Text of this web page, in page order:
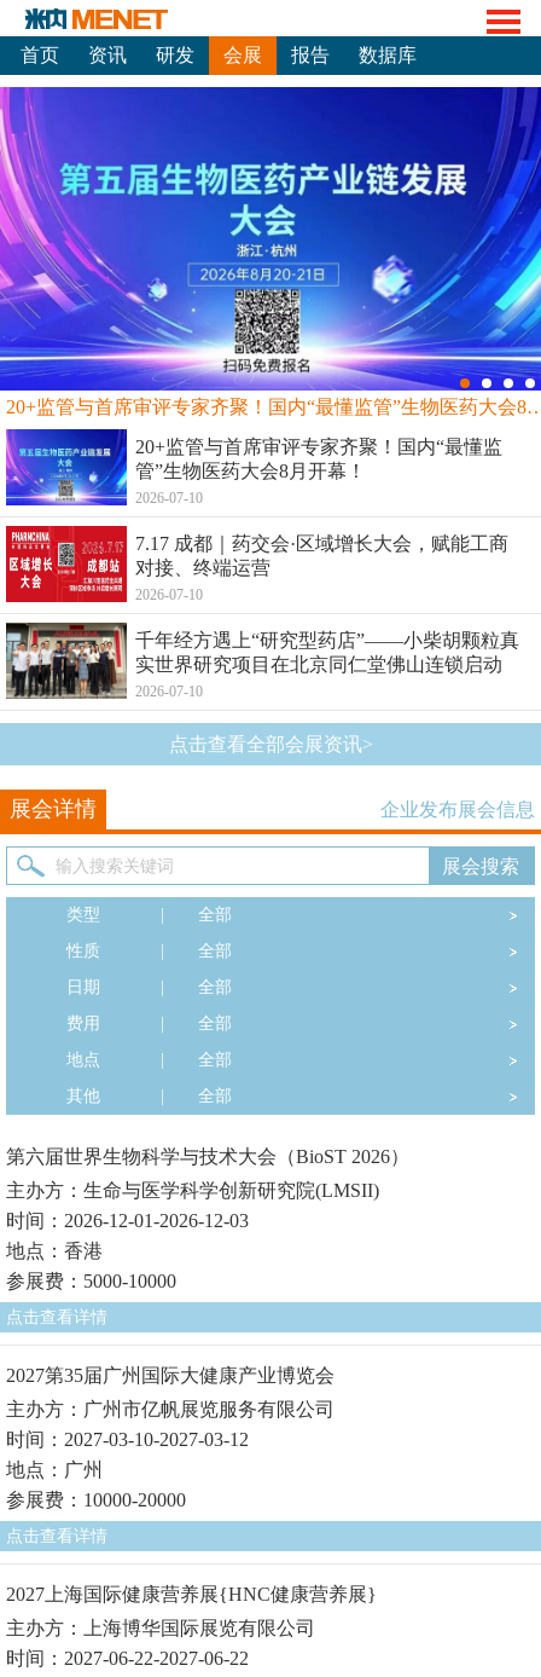
首页 资讯 研发 会展 报告 数据库
20+监管与首席审评专家齐聚！国内“最
20+监管与首席审评专家齐聚！国内“最懂监
管”生物医药大会8月开幕！
2026-07-10
7.17 成都｜药交会·区域增长大会，赋能工商
对接、终端运营
2026-07-10
千年经方遇上“研究型药店”——小柴胡颗粒真
实世界研究项目在北京同仁堂佛山连锁启动
2026-07-10
点击查看全部会展资讯>
展会详情 企业发布展会信息
类型
全部
性质
全部
日期
全部
费用
全部
地点
全部
其他
全部
第六届世界生物科学与技术大会（BioST 2026）
主办方：生命与医学科学创新研究院(LMSII)
时间：2026-12-01-2026-12-03
地点：香港
参展费：5000-10000
点击查看详情
2027第35届广州国际大健康产业博览会
主办方：广州市亿帆展览服务有限公司
时间：2027-03-10-2027-03-12
地点：广州
参展费：10000-20000
点击查看详情
2027上海国际健康营养展{HNC健康营养展}
主办方：上海博华国际展览有限公司
时间：2027-06-22-2027-06-22